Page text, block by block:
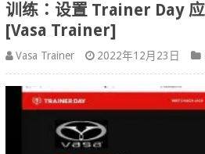
训练：设置 Trainer Day
[Vasa Trainer]
Vasa Trainer 2022年12月23日